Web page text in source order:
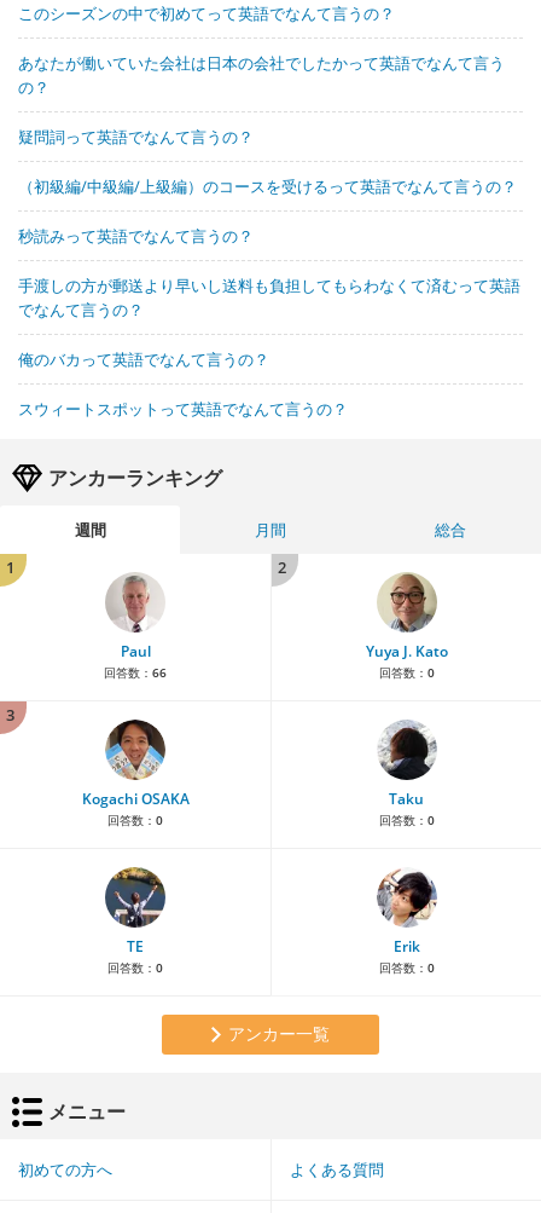
このシーズンの中で初めてって英語でなんて言うの？
あなたが働いていた会社は日本の会社でしたかって英語でなんて言う
の？
疑問詞って英語でなんて言うの？
（初級編/中級編/上級編）のコースを受けるって英語でなんて言うの？
秒読みって英語でなんて言うの？
手渡しの方が郵送より早いし送料も負担してもらわなくて済むって英語
でなんて言うの？
俺のバカって英語でなんて言うの？
スウィートスポットって英語でなんて言うの？
アンカーランキング
週間 月間
総合
1
Paul
回答数： 66
2
Yuya J. Kato
回答数： 0
3
Kogachi OSAKA
回答数： 0
Taku
回答数： 0
TE
回答数： 0
Erik
回答数： 0
アンカー一覧
メニュー
初めての方へ よくある質問